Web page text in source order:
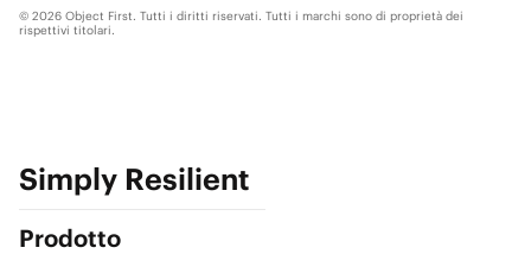
© 2026 Object First. Tutti i diritti riservati. Tutti i marchi sono di proprietà dei
rispettivi titolari.
Simply Resilient
Prodotto